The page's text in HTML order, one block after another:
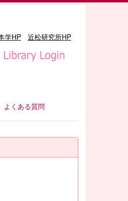
学HP 近松研究所HP
よくある質問